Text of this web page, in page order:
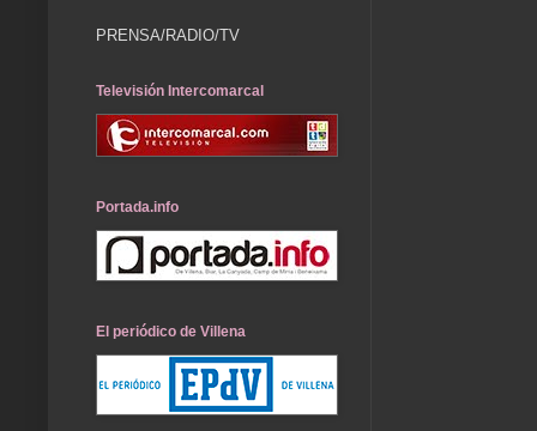
PRENSA/RADIO/TV
Televisión Intercomarcal
Portada.info
El periódico de Villena